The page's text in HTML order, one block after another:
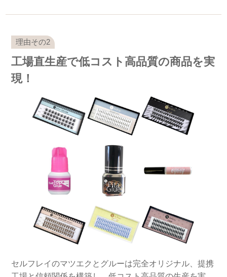
工場直生産で低コスト高品質の商品を実
現！
セルフレイのマツエクとグルーは完全オリジナル、提携